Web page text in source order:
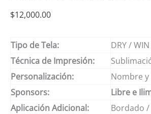
$12,000.00
Tipo de Tela:
DRY / WIN
Técnica de Impresión:
Personalización:
Nombre
Sponsors:
Libre e
Aplicación Adicional:
Bordado /